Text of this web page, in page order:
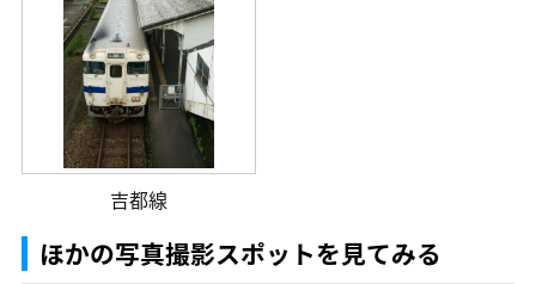
吉都線
ほかの写真撮影スポットを見てみる